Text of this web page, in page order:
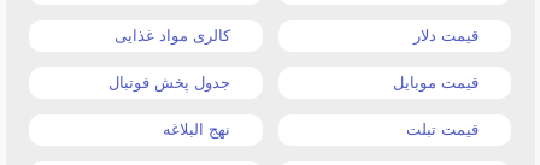
قیمت دلار کالری مواد غذایی
قیمت موبایل جدول پخش فوتبال
قیمت تبلت نهج البلاغه